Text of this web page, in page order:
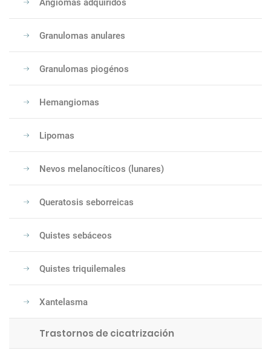
Angiomas adquiridos
Granulomas anulares
Granulomas piogénos
Hemangiomas
Lipomas
Nevos melanocíticos (lunares)
Queratosis seborreicas
Quistes sebáceos
Quistes triquilemales
Xantelasma
Trastornos de cicatrización